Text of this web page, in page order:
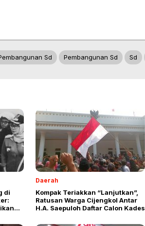
Sd Pembangunan Sd Sd
di
Daerah
Kompak Teriakkan “Lanjutkan”,
Ratusan Warga Cijengkol Antar
H.A. Saepuloh Daftar Calon Kades